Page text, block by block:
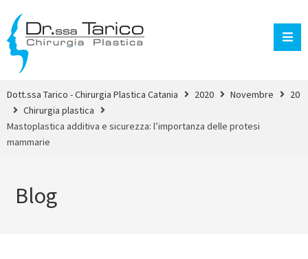
Dott.ssa Tarico - Chirurgia Plastica Catania 2020 Novembre
20
Chirurgia plastica
Mastoplastica additiva e sicurezza: l’importanza delle protesi
mammarie
Blog